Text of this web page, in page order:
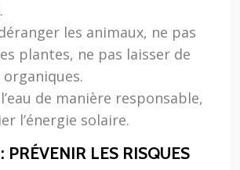
les animaux, ne pas
plantes, ne pas laisser de
de manière responsable,
l’énergie solaire.
PRÉVENIR LES RISQUES